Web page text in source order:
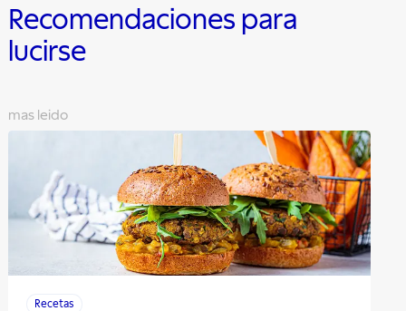
Recomendaciones para
lucirse
mas leido
Recetas